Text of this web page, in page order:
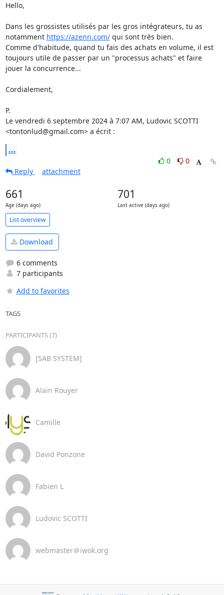
Hello,
Dans les grossistes utilisés par les gros intégrateurs, tu as
notamment https://azenn.com/ qui sont très bien.
Comme d'habitude, quand tu fais des achats en volume, il est
toujours utile de passer par un "processus achats" et faire
jouer la concurrence...
Cordialement,
P.
Le vendredi 6 septembre 2024 à 7:07 AM, Ludovic SCOTTI
<tontonlud@gmail.com> a écrit :
...
0
0
Reply
attachment
661
Age (days ago)
701
Last active (days ago)
List overview
Download
6 comments
7 participants
Add to favorites
TAGS
PARTICIPANTS (7)
[SAB SYSTEM]
Alain Rouyer
Camille
David Ponzone
Fabien L
Ludovic SCOTTI
webmaster＠iwok.org